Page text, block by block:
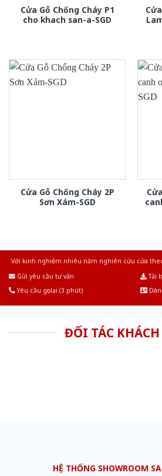
Cửa Gỗ Chống Cháy P1
cho khach san-a-SGD
Cửa Gỗ Chống Cháy 2P
Sơn Xám-SGD
Với kinh nghiệm nhiêu năm nghiên cứu cửa
Gửi yêu cầu tư vấn
Tải
Yêu cầu gọi lại (3 phút)
ĐỐI TÁC
HỆ THỐNG SHOWROOM